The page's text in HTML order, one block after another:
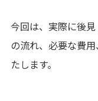
今回は、実際に後
の流れ、必要な費
たします。